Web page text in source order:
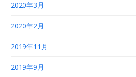
2020年3月
2020年2月
2019年11月
2019年9月